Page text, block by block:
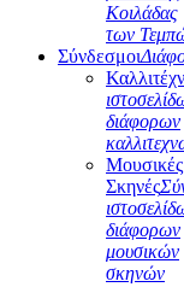
Κοιλάδας
των
Σύνδεσμοι
διάφορων
Μουσικές
Σκηνές
διάφορων
μουσικών
σκηνών